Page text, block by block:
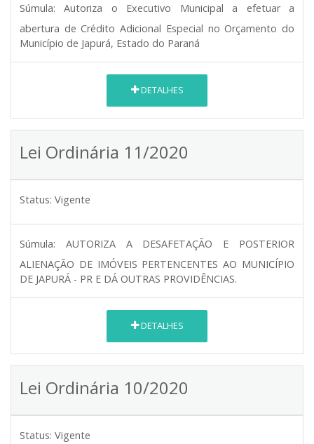
Súmula:
Autoriza o Executivo Municipal a efetuar a
abertura de Crédito Adicional Especial no Orçamento do
Município de Japurá, Estado do Paraná
DETALHES
Lei Ordinária 11/2020
Status: Vigente
Súmula:
AUTORIZA A DESAFETAÇÃO E POSTERIOR
ALIENAÇÃO DE IMÓVEIS PERTENCENTES AO MUNICÍPIO
DE JAPURÁ - PR E DÁ OUTRAS PROVIDÊNCIAS.
DETALHES
Lei Ordinária 10/2020
Status: Vigente